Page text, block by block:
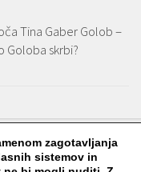
Tina Gaber Golob –
Goloba skrbi?
zagotavljanja
sistemov in